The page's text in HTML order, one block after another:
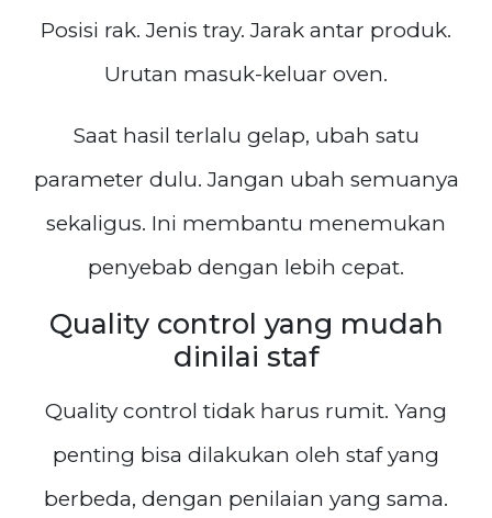
Posisi rak. Jenis tray. Jarak antar produk.
Urutan masuk-keluar oven.
Saat hasil terlalu gelap, ubah satu
parameter dulu. Jangan ubah semuanya
sekaligus. Ini membantu menemukan
penyebab dengan lebih cepat.
Quality control yang mudah
dinilai staf
Quality control tidak harus rumit. Yang
penting bisa dilakukan oleh staf yang
berbeda, dengan penilaian yang sama.